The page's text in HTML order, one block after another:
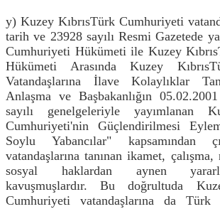
y) Kuzey KıbrısTürk Cumhuriyeti
tarih ve 23928 sayılı Resmi Gazetede
Cumhuriyeti Hükümeti ile Kuzey
Hükümeti Arasında Kuzey
Vatandaşlarına İlave Kolaylıklar
Anlaşma ve Başbakanlığın
sayılı genelgeleriyle yayımlanan
Cumhuriyeti'nin Güçlendirilmesi
Soylu Yabancılar" kapsamından
vatandaşlarına tanınan ikamet,
sosyal haklardan aynen
kavuşmuşlardır. Bu doğrultuda
Cumhuriyeti vatandaşlarına da Türk